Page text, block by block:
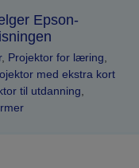
Epson-
, Projektor for læring,
med ekstra kort
til utdanning,